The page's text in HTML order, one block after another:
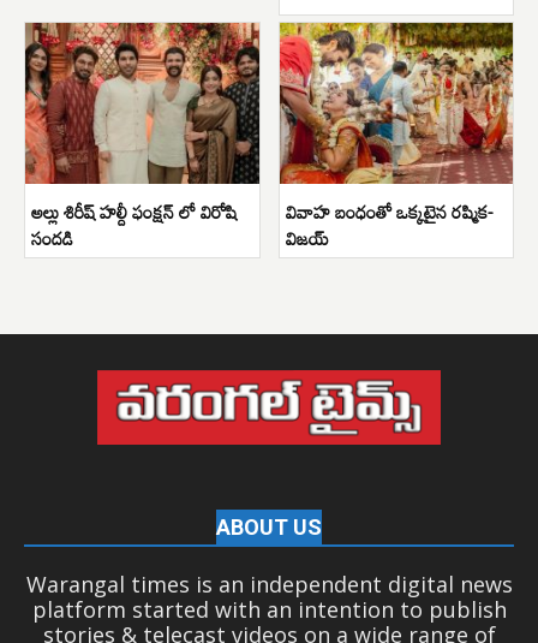
అల్లు శిరీష్ హల్దీ ఫంక్షన్ లో విరోషి
సందడి
వివాహ బంధంతో ఒక్కటైన రష్మిక-
విజయ్
ABOUT US
Warangal times is an independent digital news
platform started with an intention to publish
stories & telecast videos on a wide range of